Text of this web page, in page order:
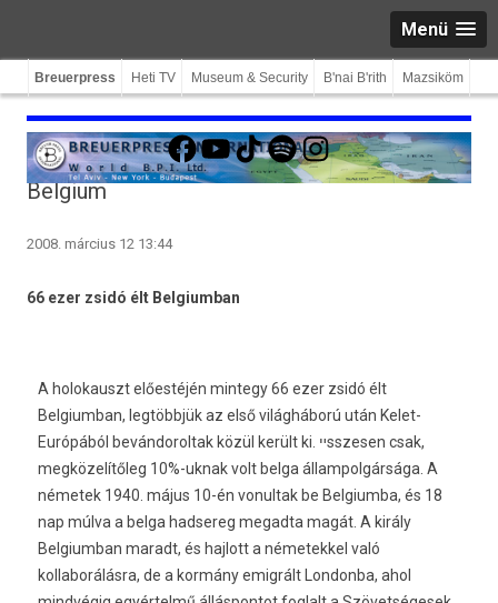
Menü
Breuerpress Heti TV Museum & Security B'nai B'rith Mazsiköm
Facebook
YouTube
TikTokSpotifyInstagram
Belgium
2008. március 12 13:44
66 ezer zsidó élt Belgiumban
A holokauszt előestéjén mintegy 66 ezer zsidó élt
Belgiumban, legtöbbjük az első világháború után Kelet-
Európából bevándoroltak közül került ki. ײsszesen csak,
megközelítőleg 10%-uknak volt belga állampolgársága. A
németek 1940. május 10-én vonultak be Belgiumba, és 18
nap múlva a belga hadsereg megadta magát. A király
Belgiumban maradt, és hajlott a németekkel való
kollaborálásra, de a kormány emigrált Londonba, ahol